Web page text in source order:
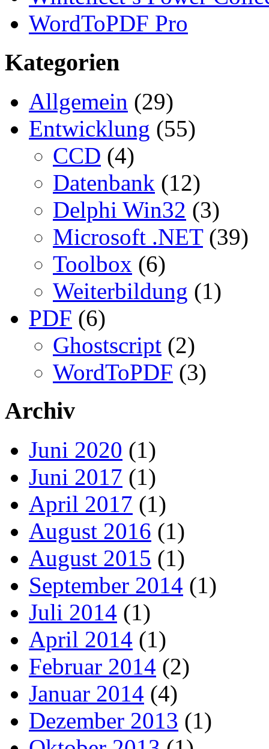
WordToPDF Pro
Kategorien
Allgemein (29)
Entwicklung (55)
CCD (4)
Datenbank (12)
Delphi Win32 (3)
Microsoft .NET(39)
Toolbox (6)
Weiterbildung (1)
PDF (6)
Ghostscript (2)
WordToPDF (3)
Archiv
Juni 2020 (1)
Juni 2017 (1)
April 2017 (1)
August 2016 (1)
August 2015 (1)
September 2014 (1)
Juli 2014 (1)
April 2014 (1)
Februar 2014 (2)
Januar 2014 (4)
Dezember 2013 (1)